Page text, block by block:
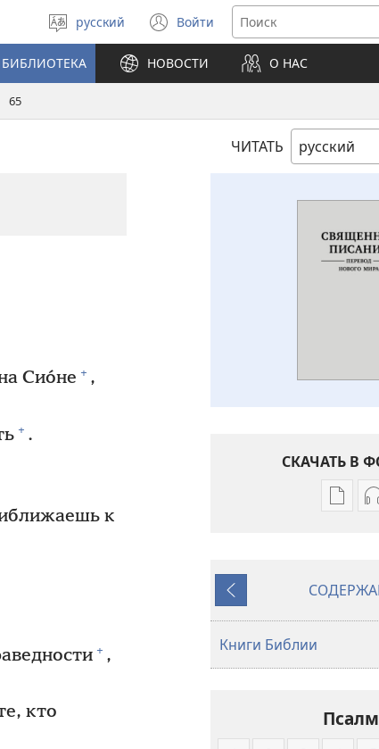
Выберите
язык
русский Войти
(открывается
в
новом
окне)
БИБЛИОТЕКА НОВОСТИ О НАС
65
ЧИТАТЬ
Сио́не + ,
+ .
к
+ ,
кто
СКАЧАТЬ В
года)
Назад
Книги Библии